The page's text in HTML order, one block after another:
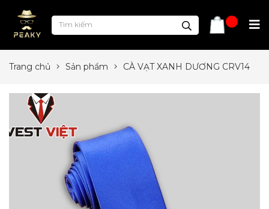
Trang chủ Sản phẩm CÀ VẠT XANH DƯƠNG CRV14